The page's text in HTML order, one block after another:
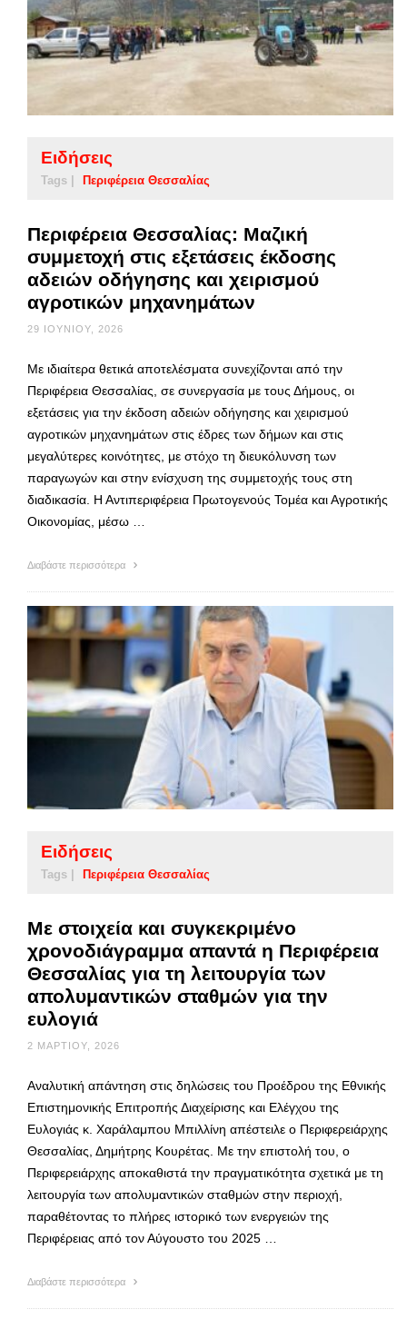
Ειδήσεις
Tags | Περιφέρεια Θεσσαλίας
Περιφέρεια Θεσσαλίας: Μαζική
συμμετοχή στις εξετάσεις έκδοσης
αδειών οδήγησης και χειρισμού
αγροτικών μηχανημάτων
29 ΙΟΥΝΊΟΥ, 2026
Με ιδιαίτερα θετικά αποτελέσματα συνεχίζονται από την
Περιφέρεια Θεσσαλίας, σε συνεργασία με τους Δήμους, οι
εξετάσεις για την έκδοση αδειών οδήγησης και χειρισμού
αγροτικών μηχανημάτων στις έδρες των δήμων και στις
μεγαλύτερες κοινότητες, με στόχο τη διευκόλυνση των
παραγωγών και στην ενίσχυση της συμμετοχής τους στη
διαδικασία. Η Αντιπεριφέρεια Πρωτογενούς Τομέα και Αγροτικής
Οικονομίας, μέσω …
Διαβάστε περισσότερα
Ειδήσεις
Tags | Περιφέρεια Θεσσαλίας
Με στοιχεία και συγκεκριμένο
χρονοδιάγραμμα απαντά η Περιφέρεια
Θεσσαλίας για τη λειτουργία των
απολυμαντικών σταθμών για την
ευλογιά
2 ΜΑΡΤΊΟΥ, 2026
Αναλυτική απάντηση στις δηλώσεις του Προέδρου της Εθνικής
Επιστημονικής Επιτροπής Διαχείρισης και Ελέγχου της
Ευλογιάς κ. Χαράλαμπου Μπιλλίνη απέστειλε ο Περιφερειάρχης
Θεσσαλίας, Δημήτρης Κουρέτας. Με την επιστολή του, ο
Περιφερειάρχης αποκαθιστά την πραγματικότητα σχετικά με τη
λειτουργία των απολυμαντικών σταθμών στην περιοχή,
παραθέτοντας το πλήρες ιστορικό των ενεργειών της
Περιφέρειας από τον Αύγουστο του 2025 …
Διαβάστε περισσότερα